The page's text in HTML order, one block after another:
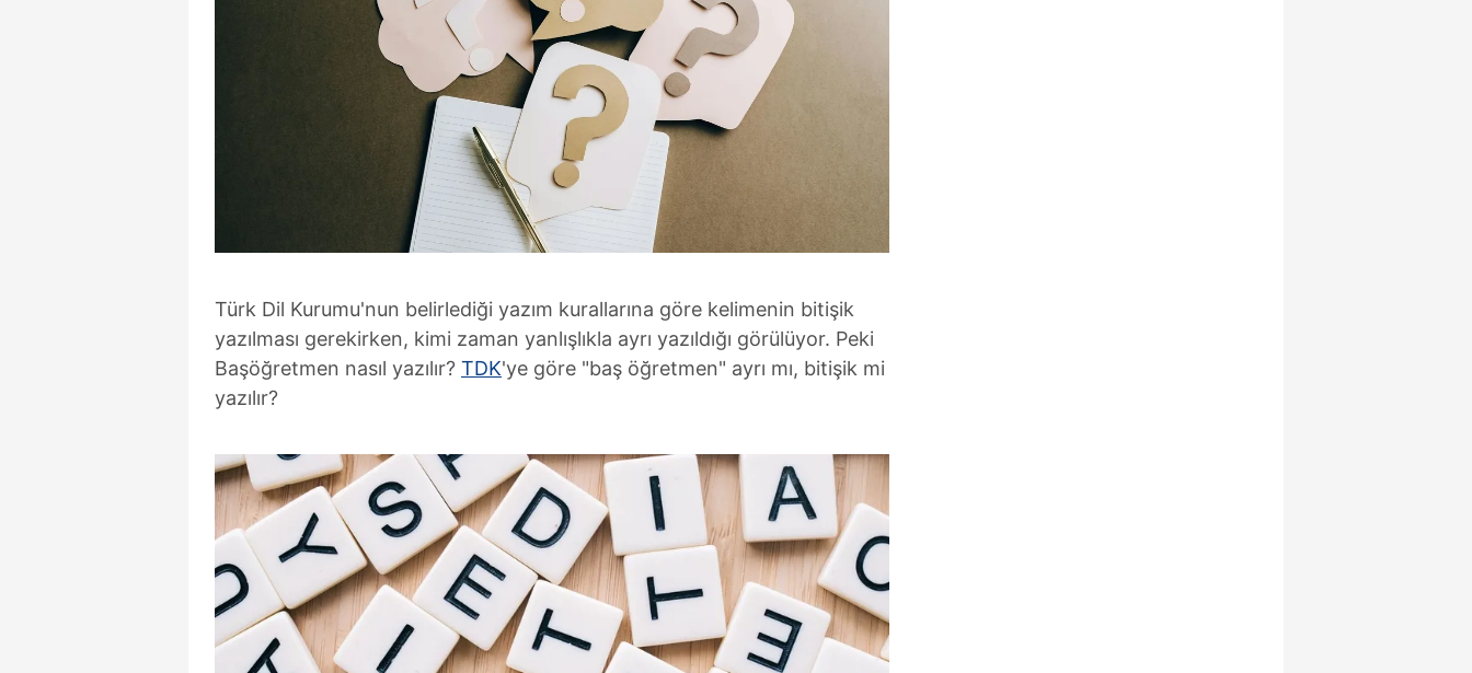
Türk Dil Kurumu'nun belirlediği yazım kurallarına göre kelimenin bitişik
yazılması gerekirken, kimi zaman yanlışlıkla ayrı yazıldığı görülüyor. Peki
Başöğretmen nasıl yazılır? TDK'ye göre "baş öğretmen" ayrı mı, bitişik mi
yazılır?